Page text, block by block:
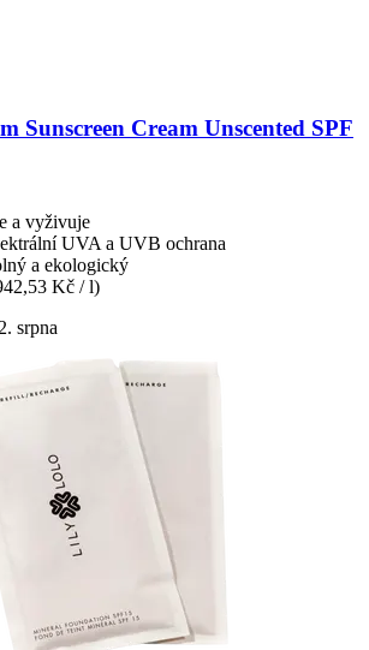
Sunscreen Cream Unscented SPF
a vyživuje
UVA a UVB ochrana
a ekologický
Kč / l)
srpna